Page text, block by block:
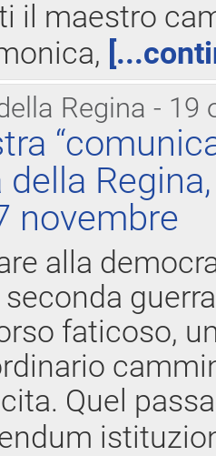
il maestro
Regina - 19
della
novembre
alla
faticoso,
Quel